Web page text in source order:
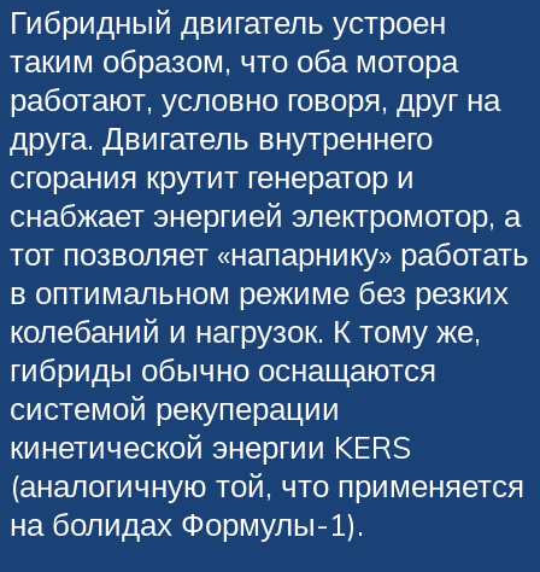
Гибридный двигатель устроен
таким образом, что оба мотора
работают, условно говоря, друг на
друга. Двигатель внутреннего
сгорания крутит генератор и
снабжает энергией электромотор, а
тот позволяет «напарнику» работать
в оптимальном режиме без резких
колебаний и нагрузок. К тому же,
гибриды обычно оснащаются
системой рекуперации
кинетической энергии KERS
(аналогичную той, что применяется
на болидах Формулы-1).